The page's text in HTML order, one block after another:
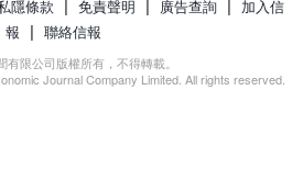
隱條款 | 免責聲明 | 廣告查詢 | 加入信
報 | 聯絡信報
有限公司版權所有，不得轉載。
Journal Company Limited. All rights reserved.